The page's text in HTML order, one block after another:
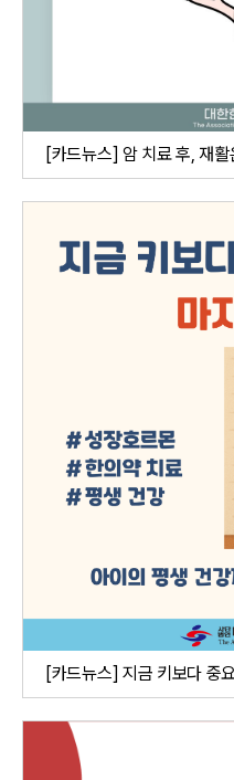
[카드뉴스] 암 치료 후, 재활
[카드뉴스] 지금 키보다 중